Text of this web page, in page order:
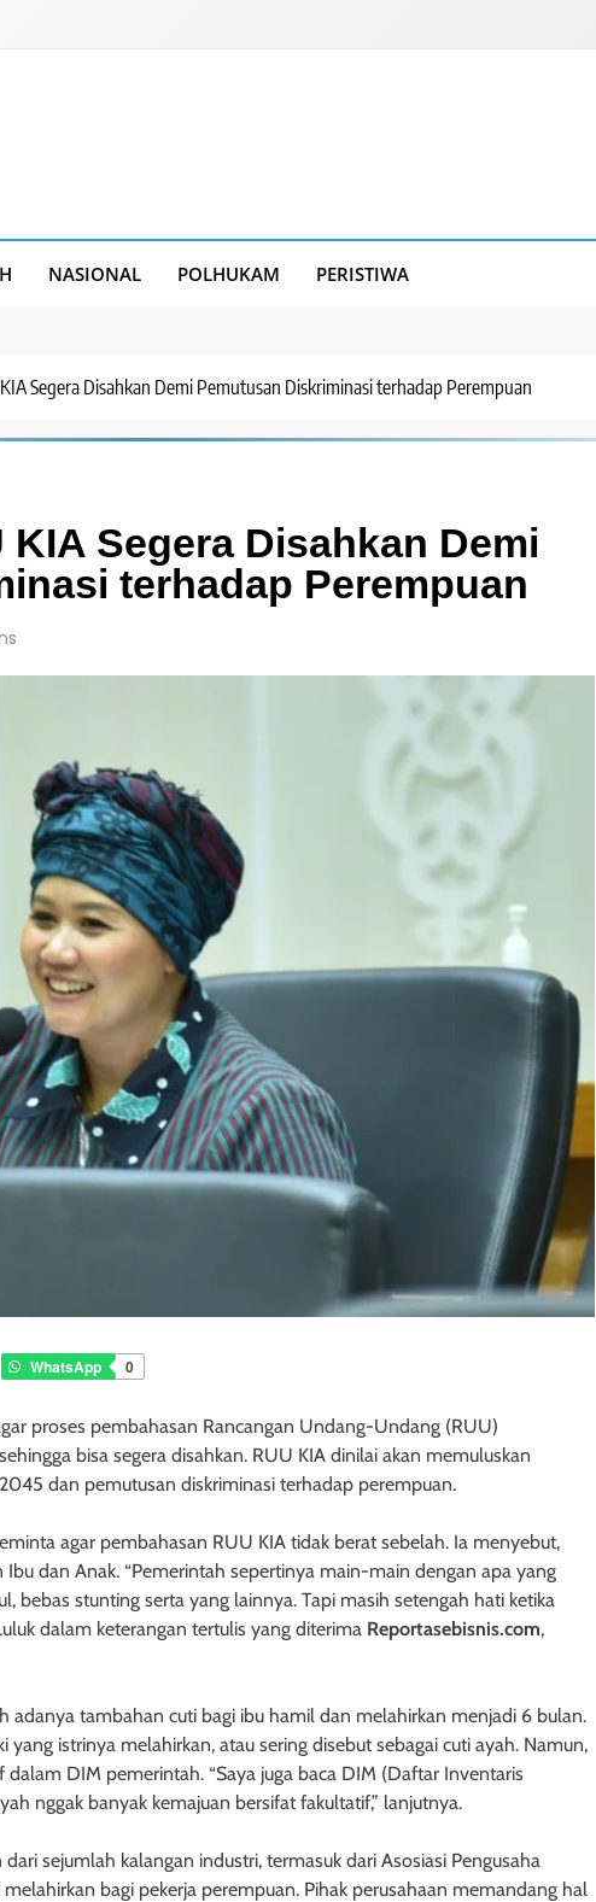
NASIONAL POLHUKAM PERISTIWA
Segera Disahkan Demi Pemutusan Diskriminasi terhadap Perempuan
Segera Disahkan Demi
terhadap Perempuan
WhatsApp 0
proses pembahasan Rancangan Undang-Undang (RUU)
bisa segera disahkan. RUU KIA dinilai akan memuluskan
dan pemutusan diskriminasi terhadap perempuan.
agar pembahasan RUU KIA tidak berat sebelah. Ia menyebut,
dan Anak. “Pemerintah sepertinya main-main dengan apa yang
bebas stunting serta yang lainnya. Tapi masih setengah hati ketika
dalam keterangan tertulis yang diterima Reportasebisnis.com,
adanya tambahan cuti bagi ibu hamil dan melahirkan menjadi 6 bulan.
yang istrinya melahirkan, atau sering disebut sebagai cuti ayah. Namun,
DIM pemerintah. “Saya juga baca DIM (Daftar Inventaris
nggak banyak kemajuan bersifat fakultatif,” lanjutnya.
sejumlah kalangan industri, termasuk dari Asosiasi Pengusaha
bagi pekerja perempuan. Pihak perusahaan memandang hal